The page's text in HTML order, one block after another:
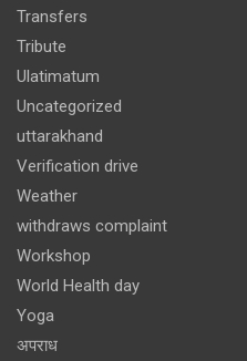
Transfers
Tribute
Ulatimatum
Uncategorized
uttarakhand
Verification drive
Weather
withdraws complaint
Workshop
World Health day
Yoga
अपराध